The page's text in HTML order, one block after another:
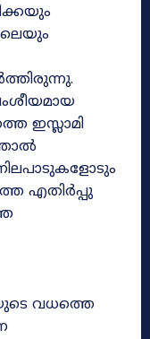
ഇസ്ലാമി
എതിർപ്പു
വധത്തെ